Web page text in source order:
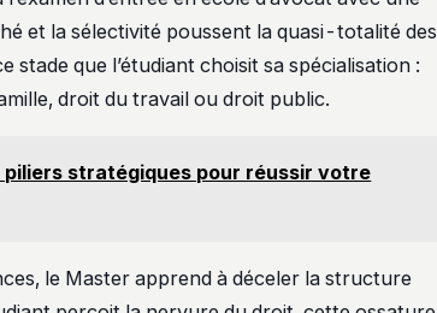
et la sélectivité poussent la quasi-totalité des
stade que l’étudiant choisit sa spécialisation :
droit du travail ou droit public.
piliers stratégiques pour réussir votre
le Master apprend à déceler la structure